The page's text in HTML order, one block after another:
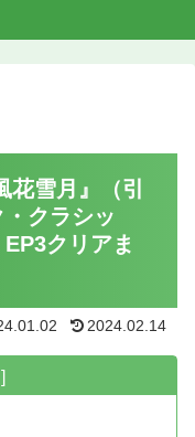
花雪月』（引
クラシッ
クリアま
2024.02.14